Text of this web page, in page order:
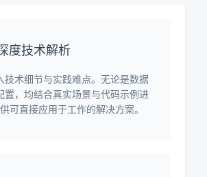
度技术解析
技术细节与实践难点。无论是数据
置，均结合真实场景与代码示例进
可直接应用于工作的解决方案。